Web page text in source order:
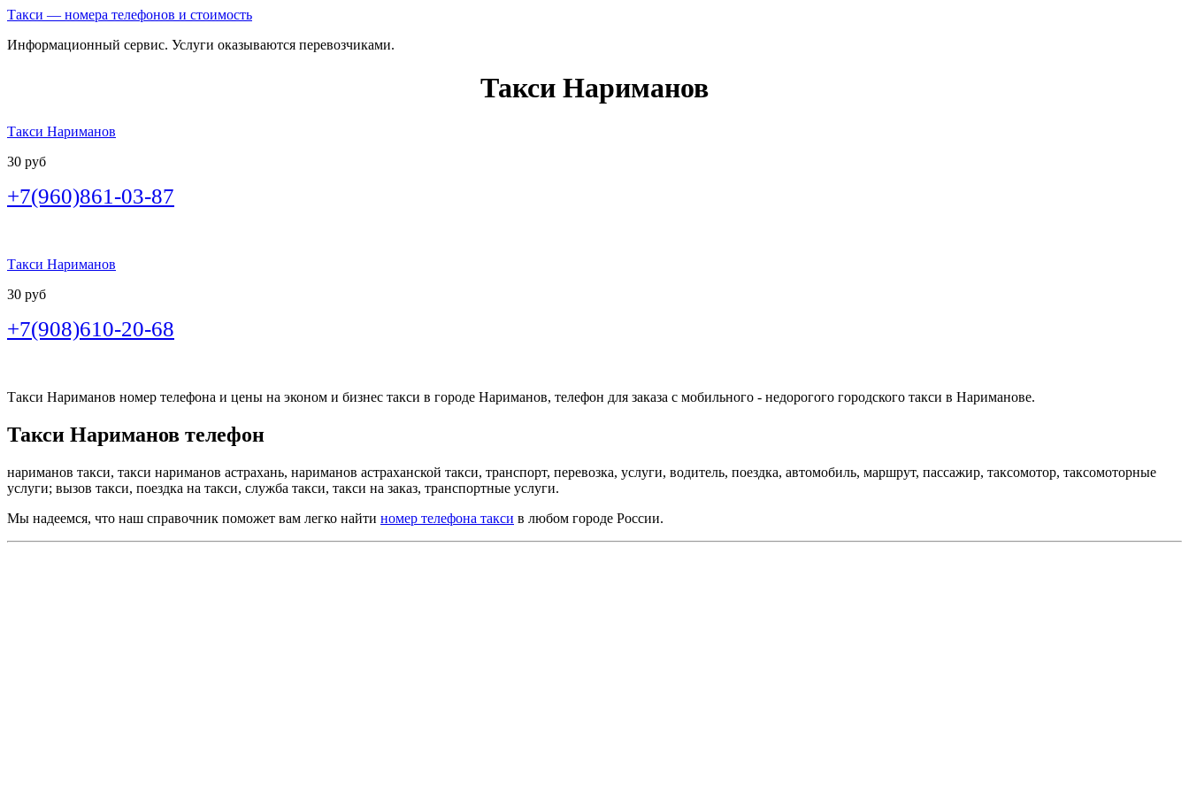
Такси — номера телефонов и стоимость
Информационный сервис. Услуги оказываются перевозчиками.
Такси Нариманов
Такси Нариманов
30 руб
+7(960)861-03-87
Такси Нариманов
30 руб
+7(908)610-20-68
Такси Нариманов номер телефона и цены на эконом и бизнес такси в городе Нариманов, телефон для заказа с мобильного - недорогого городского такси в Нариманове.
Такси Нариманов телефон
нариманов такси, такси нариманов астрахань, нариманов астраханской такси, транспорт, перевозка, услуги, водитель, поездка, автомобиль, маршрут, пассажир, таксомотор, таксомоторные
услуги; вызов такси, поездка на такси, служба такси, такси на заказ, транспортные услуги.
Мы надеемся, что наш справочник поможет вам легко найти номер телефона такси в любом городе России.